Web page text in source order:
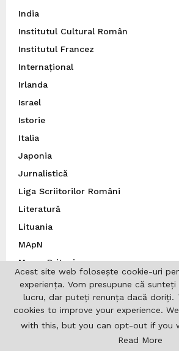
India
Institutul Cultural Român
Institutul Francez
Internațional
Irlanda
Israel
Istorie
Italia
Japonia
Jurnalistică
Liga Scriitorilor Români
Literatură
Lituania
MApN
Marea Britanie
Ministerul Afacerilor Externe
Ministerul Afacerilor Interne
Moldova
Acest site web folosește cookie-uri
experiența. Vom presupune că
lucru, dar puteți renunța dacă doriți.
cookies to improve your experience.
with this, but you can opt-out if you
Read More